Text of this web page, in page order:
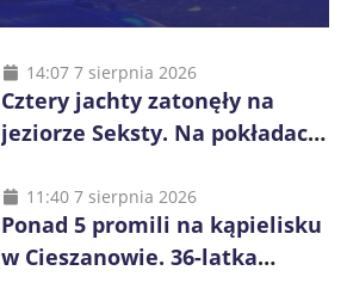
14:07 7 sierpnia 2026
Cztery jachty zatonęły na
jeziorze Seksty. Na pokładach
małoletnich
11:40 7 sierpnia 2026
Ponad 5 promili na kąpielisku
w Cieszanowie. 36-latka